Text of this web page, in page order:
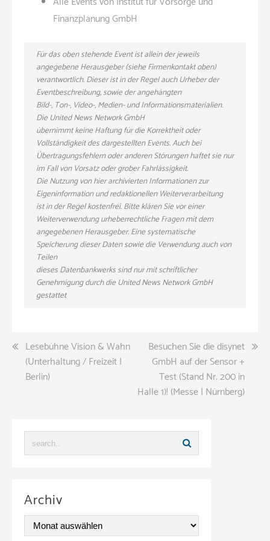
Finanzplanung GmbH
Für das oben stehende Event ist allein der jeweils
angegebene Herausgeber (siehe Firmenkontakt oben)
verantwortlich. Dieser ist in der Regel auch Urheber der
Eventbeschreibung, sowie der angehängten
Bild-, Ton-, Video-, Medien- und Informationsmaterialien.
Die United News Network GmbH
übernimmt keine Haftung für die Korrektheit oder
Vollständigkeit des dargestellten Events. Auch bei
Übertragungsfehlern oder anderen Störungen haftet sie nur
im Fall von Vorsatz oder grober Fahrlässigkeit.
Die Nutzung von hier archivierten Informationen zur
Eigeninformation und redaktionellen Weiterverarbeitung
ist in der Regel kostenfrei. Bitte klären Sie vor einer
Weiterverwendung urheberrechtliche Fragen mit dem
angegebenen Herausgeber. Eine systematische
Speicherung dieser Daten sowie die Verwendung auch von
Teilen
dieses Datenbankwerks sind nur mit schriftlicher
Genehmigung durch die United News Network GmbH
gestattet
Beitragsnavigation
Lesebühne Vision & Wahn
(Unterhaltung / Freizeit |
Berlin)
Besuchen Sie die disynet
GmbH auf der Sensor +
Test (Stand Nr. 200 in
Halle 1)! (Messe | Nürnberg)
Archiv